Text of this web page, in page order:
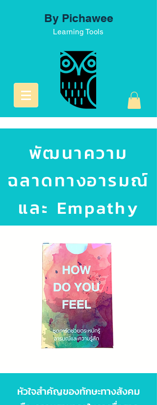
By Pichawee
Learning Tools
พัฒนาความ
ฉลาดทางอารมณ์
และ Empathy
หัวใจสำคัญของทักษะทางสังคม